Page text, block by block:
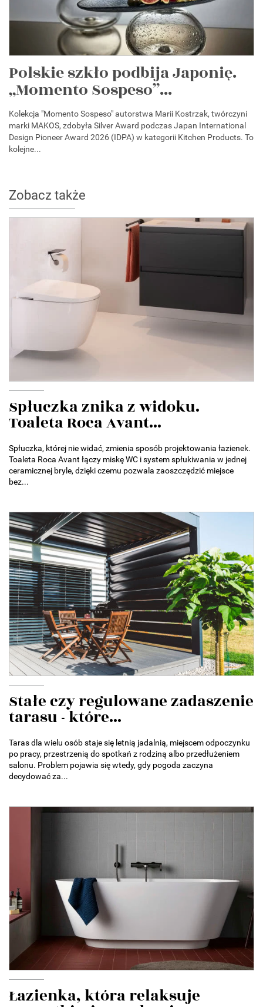
Polskie szkło podbija Japonię.
„Momento Sospeso”...
Kolekcja "Momento Sospeso" autorstwa Marii Kostrzak, twórczyni
marki MAKOS, zdobyła Silver Award podczas Japan International
Design Pioneer Award 2026 (IDPA) w kategorii Kitchen Products. To
kolejne...
Zobacz także
Spłuczka znika z widoku.
Toaleta Roca Avant...
Spłuczka, której nie widać, zmienia sposób projektowania łazienek.
Toaleta Roca Avant łączy miskę WC i system spłukiwania w jednej
ceramicznej bryle, dzięki czemu pozwala zaoszczędzić miejsce
bez...
Stałe czy regulowane zadaszenie
tarasu - które...
Taras dla wielu osób staje się letnią jadalnią, miejscem odpoczynku
po pracy, przestrzenią do spotkań z rodziną albo przedłużeniem
salonu. Problem pojawia się wtedy, gdy pogoda zaczyna
decydować za...
Łazienka, która relaksuje